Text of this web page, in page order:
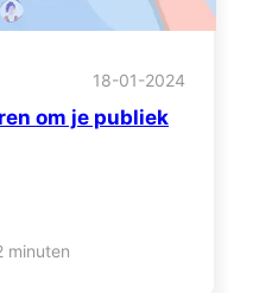
18-01-2024
om je publiek
minuten